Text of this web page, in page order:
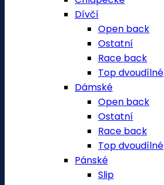
Dívčí
Open back
Ostatní
Race back
Top dvoudílné
Dámské
Open back
Ostatní
Race back
Top dvoudílné
Pánské
Slip